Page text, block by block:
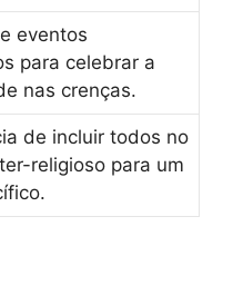
eventos
para celebrar a
nas crenças.
de incluir todos no
religioso para um